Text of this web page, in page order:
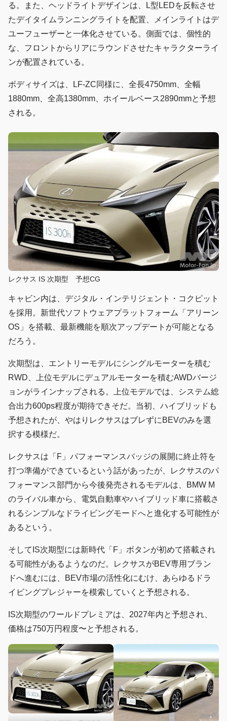
る。また、ヘッドライトデザインは、L型LEDを反転させ
たデイタイムランニングライトを配置、メインライトはデ
ユーフューザーと一体化させている。側面では、個性的
な、フロントからリアにラウンドさせたキャラクターライ
ンが配置されている。
ボディサイズは、LF-ZC同様に、全長4750mm、全幅
1880mm、全高1380mm、ホイールベース2890mmと予想
される。
レクサス IS 次期型 予想CG
キャビン内は、デジタル・インテリジェント・コクピット
を採用。新世代ソフトウェアプラットフォーム「アリーン
OS」を搭載、最新機能を順次アップデートが可能となる
だろう。
次期型は、エントリーモデルにシングルモーターを積む
RWD、上位モデルにデュアルモーターを積むAWDバージ
ョンがラインナップされる。上位モデルでは、システム総
合出力600ps程度が期待できそだ。当初、ハイブリッドも
予想されたが、やはりレクサスはブレずにBEVのみを選
択する模様だ。
レクサスは「F」パフォーマンスバッジの展開に終止符を
打つ準備ができているという話があったが、レクサスのパ
フォーマンス部門から今後発売されるモデルは、BMW M
のライバル車から、電気自動車やハイブリッド車に搭載さ
れるシンプルなドライビングモードへと進化する可能性が
あるという。
そしてIS次期型には新時代「F」ボタンが初めて搭載され
る可能性があるようなのだ。レクサスがBEV専用ブラン
ドへ進むには、BEV市場の活性化にむけ、あらゆるドラ
イビングプレジャーを模索していくと予想される。
IS次期型のワールドプレミアは、2027年内と予想され、
価格は750万円程度〜と予想される。